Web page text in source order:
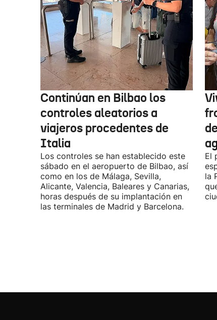
Continúan en Bilbao los
controles aleatorios a
viajeros procedentes de
Italia
Los controles se han establecido este
sábado en el aeropuerto de Bilbao, así
como en los de Málaga, Sevilla,
Alicante, Valencia, Baleares y Canarias,
horas después de su implantación en
las terminales de Madrid y Barcelona.
El
la